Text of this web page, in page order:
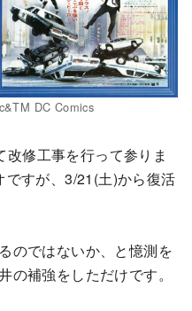
DC Comics
修工事を行って参りま
ですが、3/21(土)から復活
のではないか、と憶測を
の補強をしただけです。